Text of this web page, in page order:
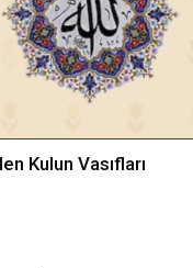
Kulun Vasıfları